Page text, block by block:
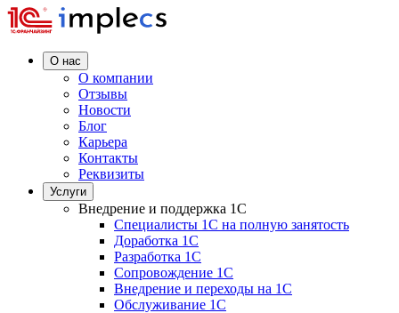
О нас
О компании
Отзывы
Новости
Блог
Карьера
Контакты
Реквизиты
Услуги
Внедрение и поддержка 1C
Специалисты 1C на полную занятость
Доработка 1C
Разработка 1C
Сопровождение 1C
Внедрение и переходы на 1C
Обслуживание 1C